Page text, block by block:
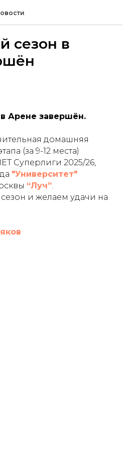
сезон в
Арене завершён.
домашняя
(за 9-12 места)
Суперлиги 2025/26,
"Университет"
“Луч”.
и желаем удачи на